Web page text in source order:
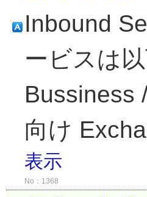
Inbound
ービスは
Bussiness
向け
表示
No：1368